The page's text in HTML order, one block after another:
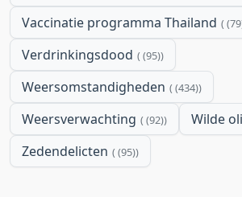
Vaccinatie programma Thailand
Verdrinkingsdood (95)
Weersomstandigheden (434)
Weersverwachting (92) Wilde
Zedendelicten (95)